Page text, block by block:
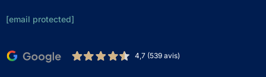
[email protected]
4,7 (539 avis)